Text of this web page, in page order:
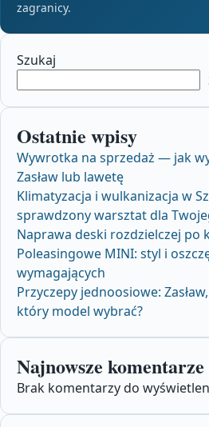
zagranicy.
Szukaj
Ostatnie wpisy
Wywrotka na sprzedaż — jak
Zasław lub lawetę
Klimatyzacja i wulkanizacja w
sprawdzony warsztat dla
Naprawa deski rozdzielczej po
Poleasingowe MINI: styl i
wymagających
Przyczepy jednoosiowe:
który model wybrać?
Najnowsze komentarze
Brak komentarzy do